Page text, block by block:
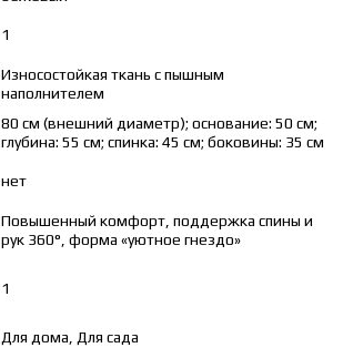
1
Износостойкая ткань с пышным
наполнителем
80 см (внешний диаметр); основание: 50 см;
глубина: 55 см; спинка: 45 см; боковины: 35 см
нет
Повышенный комфорт, поддержка спины и
рук 360°, форма «уютное гнездо»
1
Для дома, Для сада